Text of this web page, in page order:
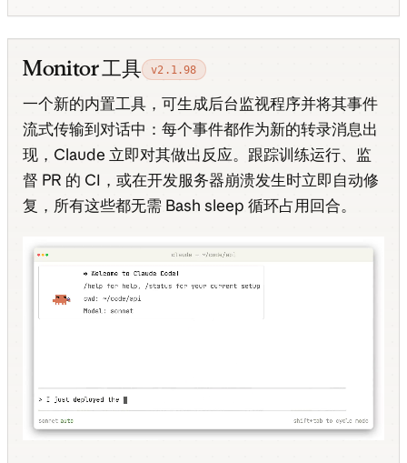
Monitor 工具 v2.1.98
一个新的内置工具，可生成后台监视程序并将其事件
流式传输到对话中：每个事件都作为新的转录消息出
现，Claude 立即对其做出反应。跟踪训练运行、监
督 PR 的 CI，或在开发服务器崩溃发生时立即自动修
复，所有这些都无需 Bash sleep 循环占用回合。